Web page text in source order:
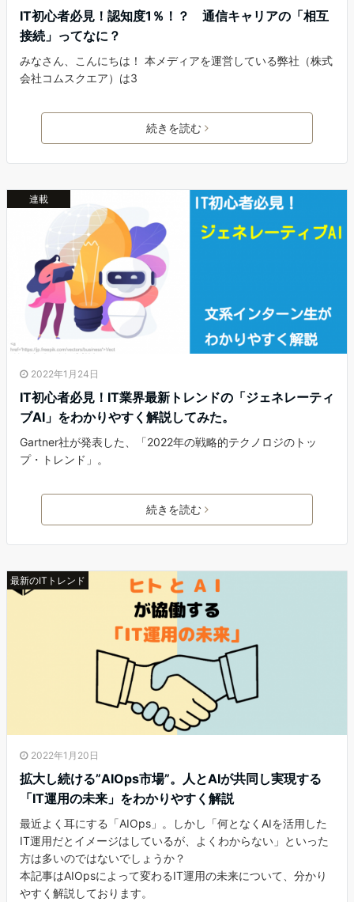
IT初心者必見！認知度1％！？ 通信キャリアの「相互
接続」ってなに？
みなさん、こんにちは！ 本メディアを運営している弊社（株式
会社コムスクエア）は3
続きを読む
連載
2022年1月24日
IT初心者必見！IT業界最新トレンドの「ジェネレーティ
ブAI」をわかりやすく解説してみた。
Gartner社が発表した、「2022年の戦略的テクノロジのトッ
プ・トレンド」。
続きを読む
最新のITトレンド
2022年1月20日
拡大し続ける”AIOps市場”。人とAIが共同し実現する
「IT運用の未来」をわかりやすく解説
最近よく耳にする「AIOps」。しかし「何となくAIを活用した
IT運用だとイメージはしているが、よくわからない」といった
方は多いのではないでしょうか？
本記事はAIOpsによって変わるIT運用の未来について、分かり
やすく解説しております。